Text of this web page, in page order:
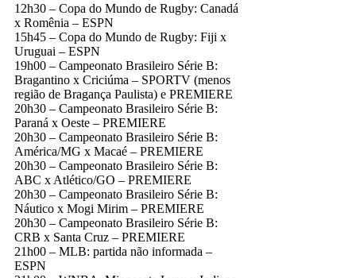
12h30 – Copa do Mundo de Rugby: Canadá
x Romênia – ESPN
15h45 – Copa do Mundo de Rugby: Fiji x
Uruguai – ESPN
19h00 – Campeonato Brasileiro Série B:
Bragantino x Criciúma – SPORTV (menos
região de Bragança Paulista) e PREMIERE
20h30 – Campeonato Brasileiro Série B:
Paraná x Oeste – PREMIERE
20h30 – Campeonato Brasileiro Série B:
América/MG x Macaé – PREMIERE
20h30 – Campeonato Brasileiro Série B:
ABC x Atlético/GO – PREMIERE
20h30 – Campeonato Brasileiro Série B:
Náutico x Mogi Mirim – PREMIERE
20h30 – Campeonato Brasileiro Série B:
CRB x Santa Cruz – PREMIERE
21h00 – MLB: partida não informada –
ESPN